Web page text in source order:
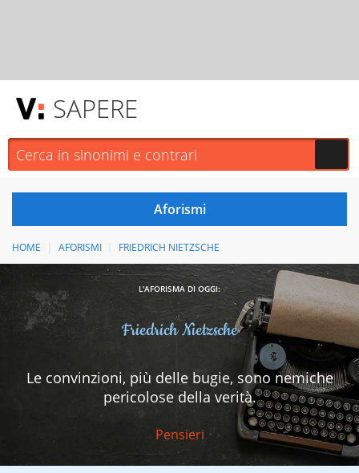
SAPERE
HOME AFORISMI FRIEDRICH NIETZSCHE
L'AFORISMA DI OGGI:
Friedrich Nietzsche
Le convinzioni, più delle bugie, sono nemiche
pericolose della verità.
Pensieri